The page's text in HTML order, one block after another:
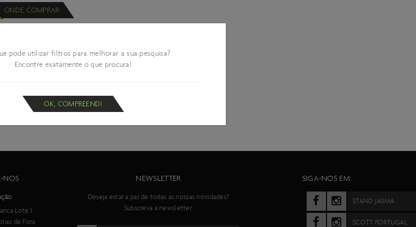
ONDE COMPRAR
NOS
Lote 1
de Fora
NEWSLETTER
Deseja estar a par de todas as nossas novidades?
Subscreva a newsletter.
SIGA-NOS EM:
STAND JASMA
SCOTT PORTUGAL
pode utilizar filtros para melhorar a sua pesquisa?
Encontre exatamente o que procura!
OK, COMPREENDI